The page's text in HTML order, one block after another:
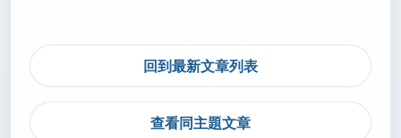
回到最新文章列表
查看同主題文章